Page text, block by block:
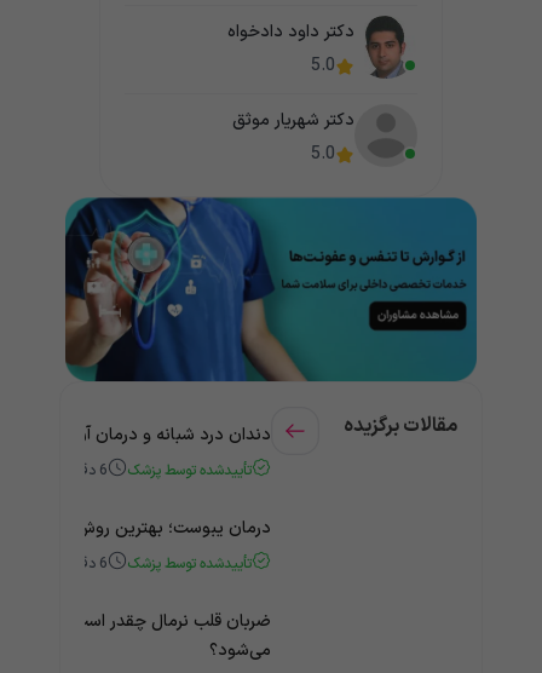
دکتر داود دادخواه
5.0
دکتر شهریار موثق
5.0
مقالات برگزیده دندان درد شبانه و درمان آن +
تأییدشده توسط پزشک 6 دقیقه
درمان یبوست؛ بهترین روش‌های
تأییدشده توسط پزشک 6 دقیقه
ضربان قلب نرمال چقدر است؟ چه
می‌شود؟